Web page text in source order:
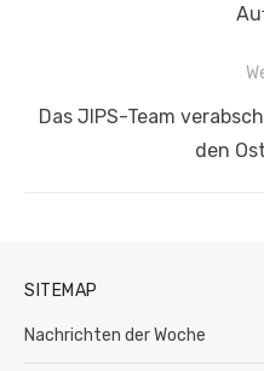
Nächster
Das JIPS-Team
den
SITEMAP
Nachrichten der Woche